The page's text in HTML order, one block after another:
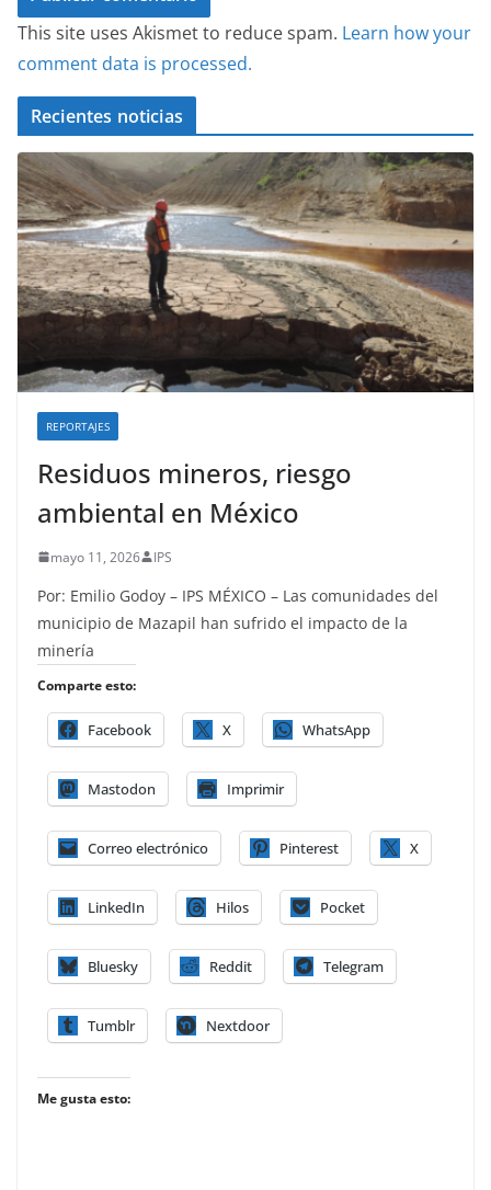
This site uses Akismet to reduce spam. Learn how your
comment data is processed.
Recientes noticias
REPORTAJES
Residuos mineros, riesgo
ambiental en México
mayo 11, 2026 IPS
Por: Emilio Godoy – IPS MÉXICO – Las comunidades del
municipio de Mazapil han sufrido el impacto de la
minería
Comparte esto:
Facebook X WhatsApp
Mastodon Imprimir
Correo electrónico Pinterest X
LinkedIn Hilos Pocket
Bluesky Reddit Telegram
Tumblr Nextdoor
Me gusta esto: